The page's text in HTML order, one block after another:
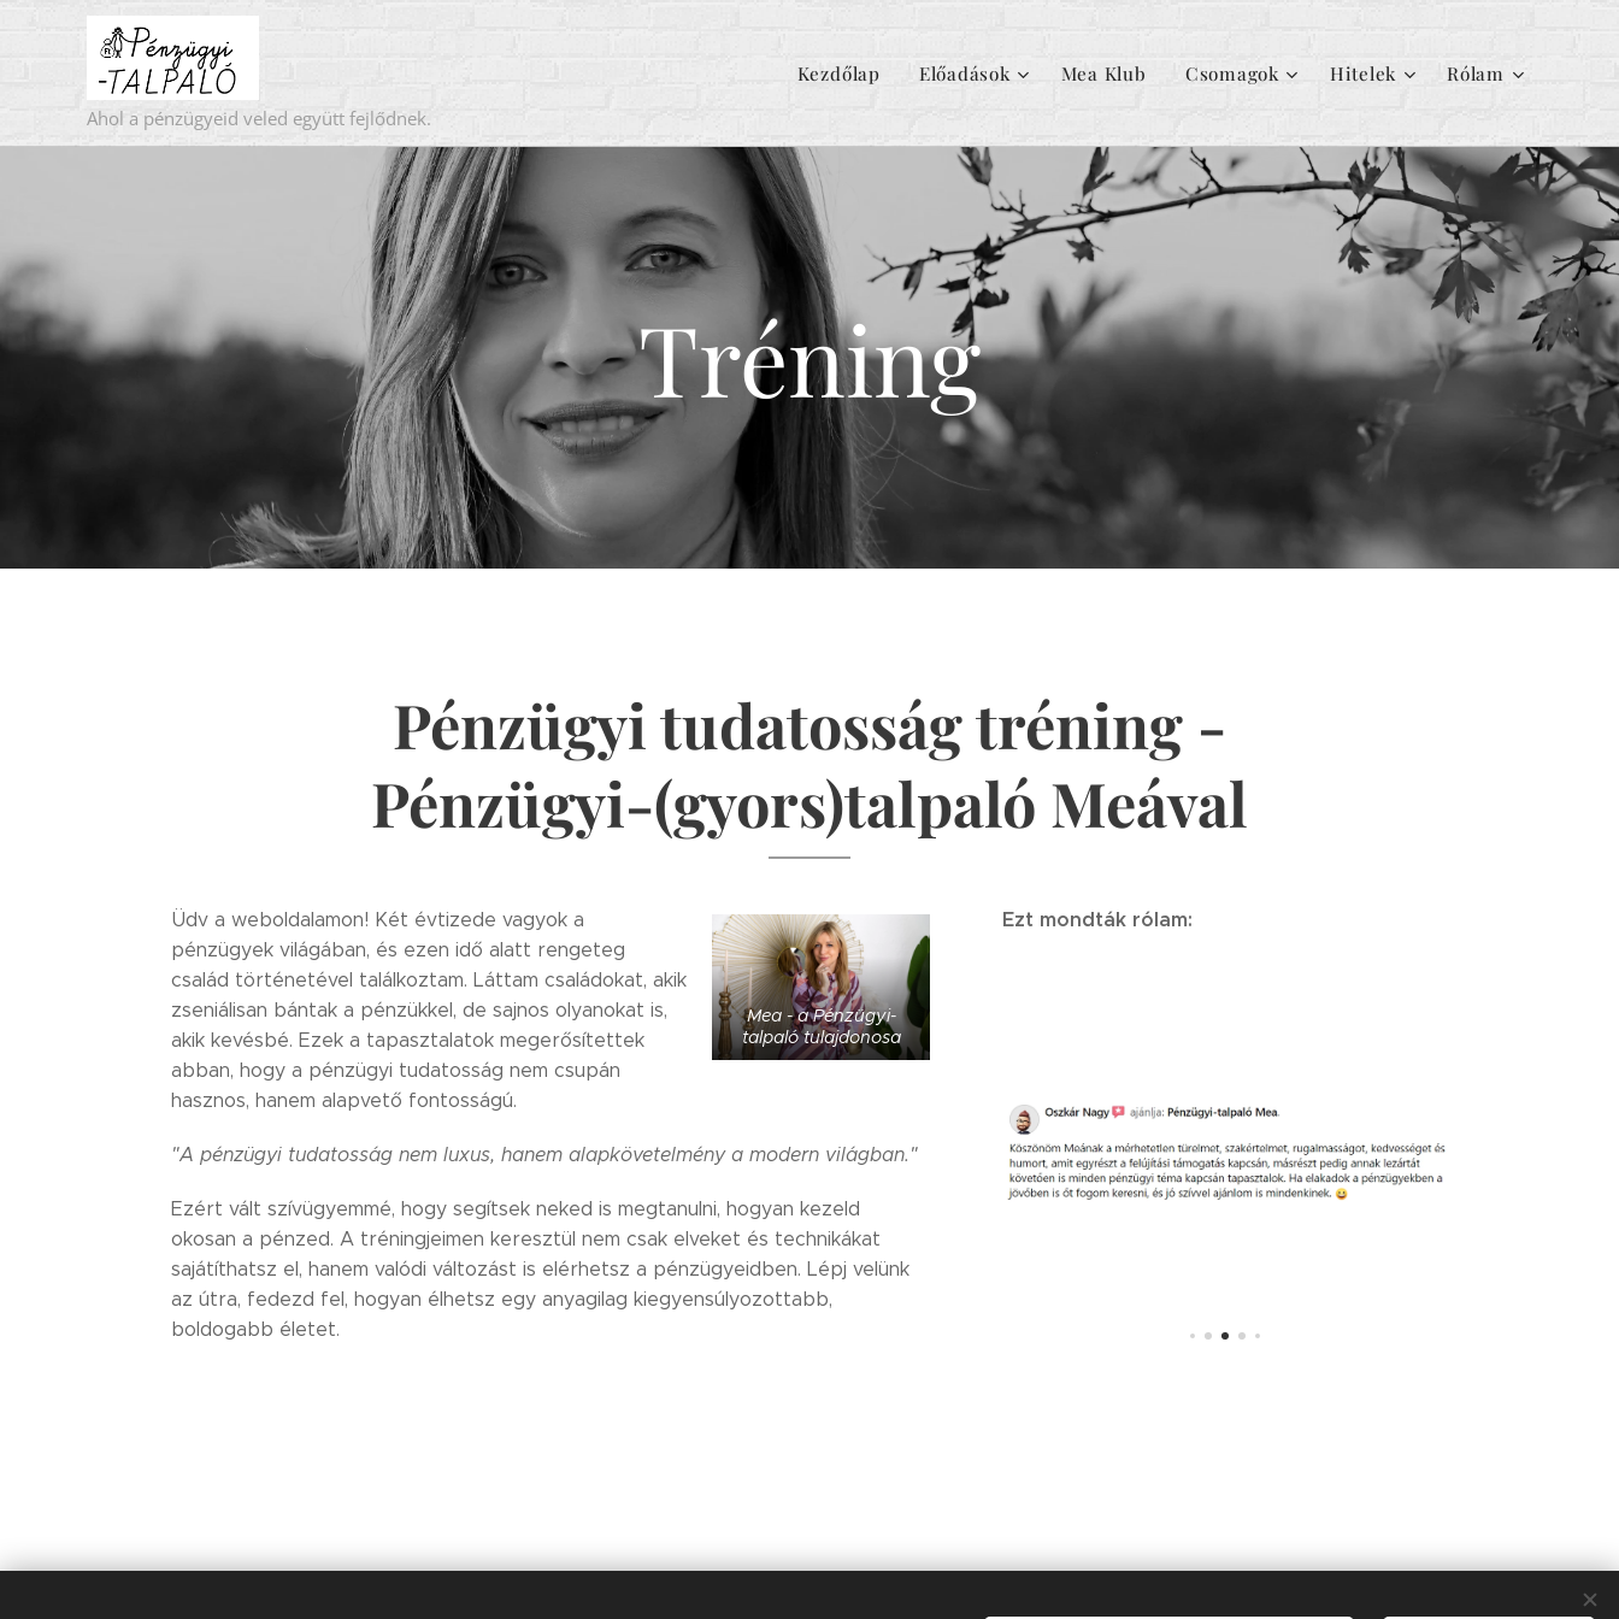
Ahol a pénzügyeid veled együtt fejlődnek.
Kezdőlap Előadások Mea Klub Csomagok Hitelek Rólam
Tréning
Pénzügyi tudatosság tréning -
Pénzügyi-(gyors)talpaló Meával
Mea - a Pénzügyi-
talpaló tulajdonosa
Üdv a weboldalamon! Két évtizede vagyok a
pénzügyek világában, és ezen idő alatt rengeteg
család történetével találkoztam. Láttam családokat, akik
zseniálisan bántak a pénzükkel, de sajnos olyanokat is,
akik kevésbé. Ezek a tapasztalatok megerősítettek
abban, hogy a pénzügyi tudatosság nem csupán
hasznos, hanem alapvető fontosságú.
"A pénzügyi tudatosság nem luxus, hanem alapkövetelmény a modern világban."
Ezért vált szívügyemmé, hogy segítsek neked is megtanulni, hogyan kezeld
okosan a pénzed. A tréningjeimen keresztül nem csak elveket és technikákat
sajátíthatsz el, hanem valódi változást is elérhetsz a pénzügyeidben. Lépj velünk
az útra, fedezd fel, hogyan élhetsz egy anyagilag kiegyensúlyozottabb,
boldogabb életet.
Ezt mondták rólam: